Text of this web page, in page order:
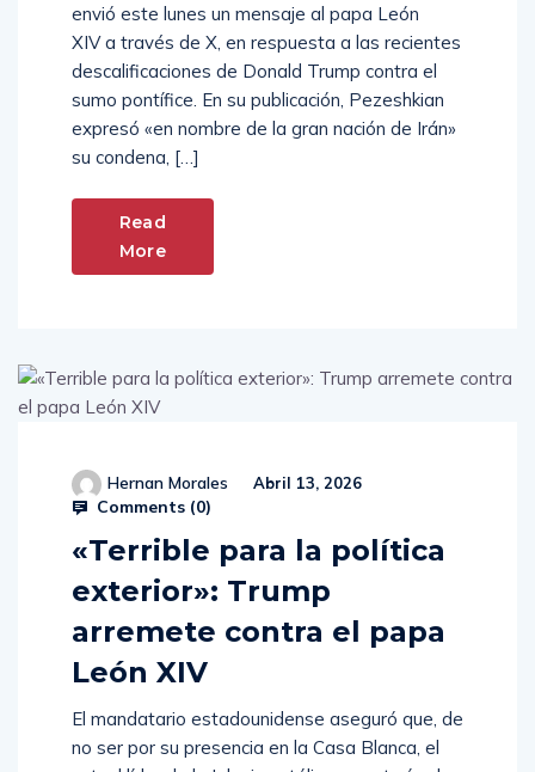
envió este lunes un mensaje al papa León
XIV a través de X, en respuesta a las recientes
descalificaciones de Donald Trump contra el
sumo pontífice. En su publicación, Pezeshkian
expresó «en nombre de la gran nación de Irán»
su condena, […]
Read
More
Hernan Morales Abril 13, 2026
Comments (0)
«Terrible para la política
exterior»: Trump
arremete contra el papa
León XIV
El mandatario estadounidense aseguró que, de
no ser por su presencia en la Casa Blanca, el